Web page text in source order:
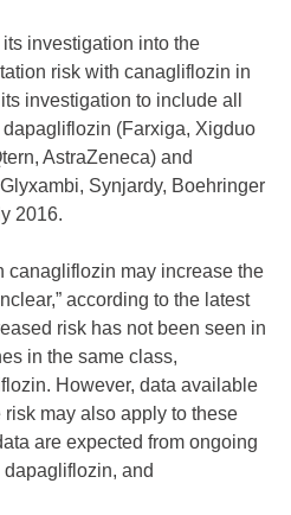
investigation into the
risk with canagliflozin in
investigation to include all
(Farxiga, Xigduo
AstraZeneca) and
Synjardy, Boehringer
2016.
canagliflozin may increase the
according to the latest
risk has not been seen in
in the same class,
However, data available
may also apply to these
are expected from ongoing
and